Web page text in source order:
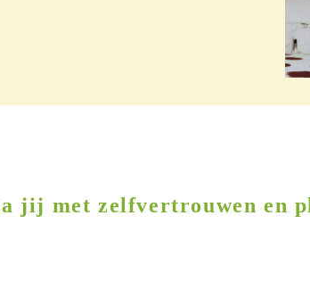
jij met zelfvertrouwen en